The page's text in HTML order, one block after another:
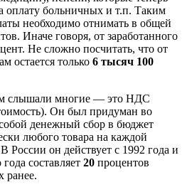
оплату больничных и т.п. Таким
необходимо отнимать в общей
Иначе говоря, от заработанного
Не сложно посчитать, что от
остается только 6 тысяч 100
слышали многие — это НДС
Он был придуман во
денежный сбор в бюджет
любого товара на каждой
России он действует с 1992 года и
составляет 20 процентов
ранее.